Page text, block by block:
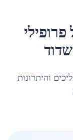
פרופילי
והיתרונות